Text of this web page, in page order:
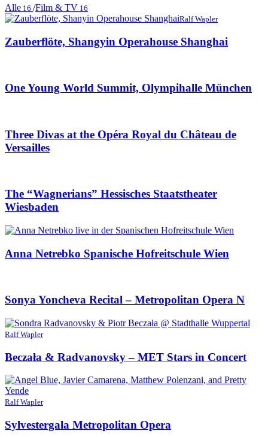
Alle 16 /Film & TV 16
Ralf Wapler
Zauberflöte, Shangyin Operahouse Shanghai
One Young World Summit, Olympihalle München
Three Divas at the Opéra Royal du Château de
Versailles
The “Wagnerians” Hessisches Staatstheater
Wiesbaden
Anna Netrebko Spanische Hofreitschule Wien
Sonya Yoncheva Recital – Metropolitan Opera N
Ralf Wapler
Beczała & Radvanovsky – MET Stars in Concert
Ralf Wapler
Sylvestergala Metropolitan Opera